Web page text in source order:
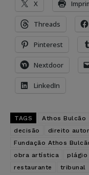
X
Threads
Pinterest
Nextdoor
LinkedIn
TAGS Athos Bulcão
decisão
direito
Fundação Athos
obra artística
plágio
restaurante
tribunal